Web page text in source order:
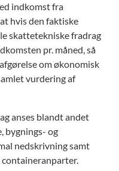
indkomst fra
hvis den faktiske
skattetekniske fradrag
pr. måned, så
om økonomisk
vurdering af
anses blandt andet
bygnings- og
nedskrivning samt